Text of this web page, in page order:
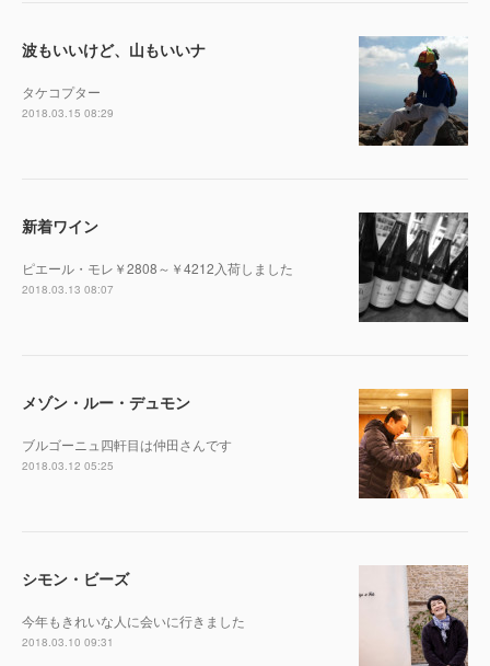
波もいいけど、山もいいナ
タケコプター
2018.03.15 08:29
新着ワイン
ピエール・モレ￥2808～￥4212入荷しました
2018.03.13 08:07
メゾン・ルー・デュモン
ブルゴーニュ四軒目は仲田さんです
2018.03.12 05:25
シモン・ビーズ
今年もきれいな人に会いに行きました
2018.03.10 09:31